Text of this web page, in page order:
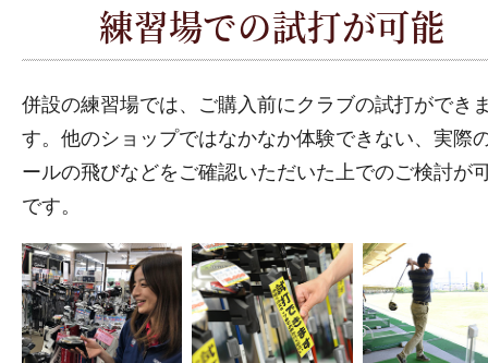
練習場での試打が可能
併設の練習場では、ご購入前にクラブの試打ができ
す。他のショップではなかなか体験できない、実際
ールの飛びなどをご確認いただいた上でのご検討が
です。